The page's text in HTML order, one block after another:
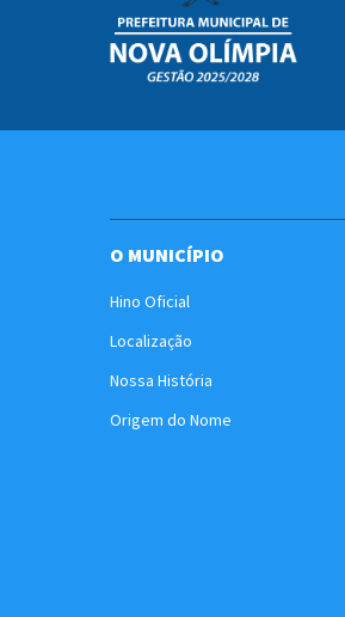
O MUNICÍPIO
Hino Oficial
Localização
Nossa História
Origem do Nome